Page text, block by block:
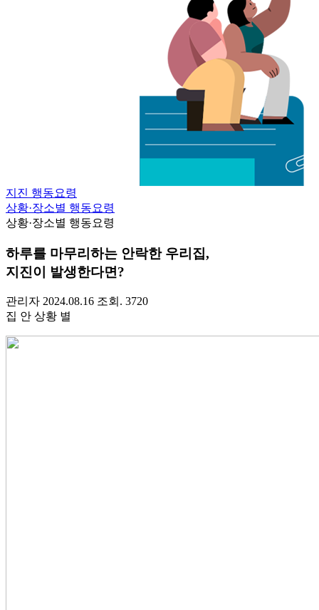
지진 행동요령
상황·장소별 행동요령
상황·장소별 행동요령
하루를 마무리하는 안락한 우리집,
지진이 발생한다면?
관리자 2024.08.16 조회. 3720
집 안 상황 별